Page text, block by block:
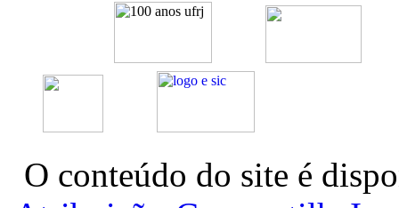
O conteúdo do site é